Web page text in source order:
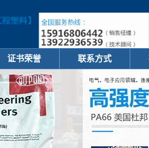
证书荣誉 联系方式